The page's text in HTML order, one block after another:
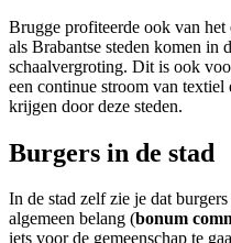
Brugge profiteerde ook van
als Brabantse steden komen in
schaalvergroting. Dit is ook
een continue stroom van textiel
krijgen door deze steden.
Burgers in de stad
In de stad zelf zie je dat
algemeen belang (bonum
iets voor de gemeenschap te